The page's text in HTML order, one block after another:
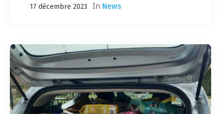
17 décembre 2023 In News